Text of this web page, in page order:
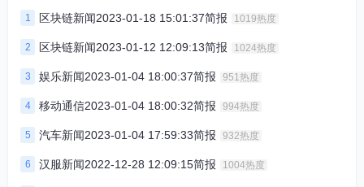
1 区块链新闻2023-01-18 15:01:37简报 1019热度
2 区块链新闻2023-01-12 12:09:13简报 1024热度
3 娱乐新闻2023-01-04 18:00:37简报 951热度
4 移动通信2023-01-04 18:00:32简报 994热度
5 汽车新闻2023-01-04 17:59:33简报 932热度
6 汉服新闻2022-12-28 12:09:15简报 1004热度